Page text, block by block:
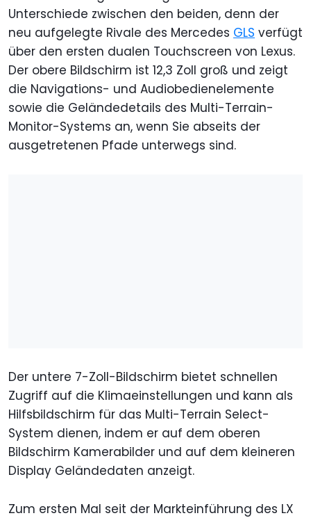
Unterschiede zwischen den beiden, denn der
neu aufgelegte Rivale des Mercedes GLS verfügt
über den ersten dualen Touchscreen von Lexus.
Der obere Bildschirm ist 12,3 Zoll groß und zeigt
die Navigations- und Audiobedienelemente
sowie die Geländedetails des Multi-Terrain-
Monitor-Systems an, wenn Sie abseits der
ausgetretenen Pfade unterwegs sind.
Der untere 7-Zoll-Bildschirm bietet schnellen
Zugriff auf die Klimaeinstellungen und kann als
Hilfsbildschirm für das Multi-Terrain Select-
System dienen, indem er auf dem oberen
Bildschirm Kamerabilder und auf dem kleineren
Display Geländedaten anzeigt.
Zum ersten Mal seit der Markteinführung des LX